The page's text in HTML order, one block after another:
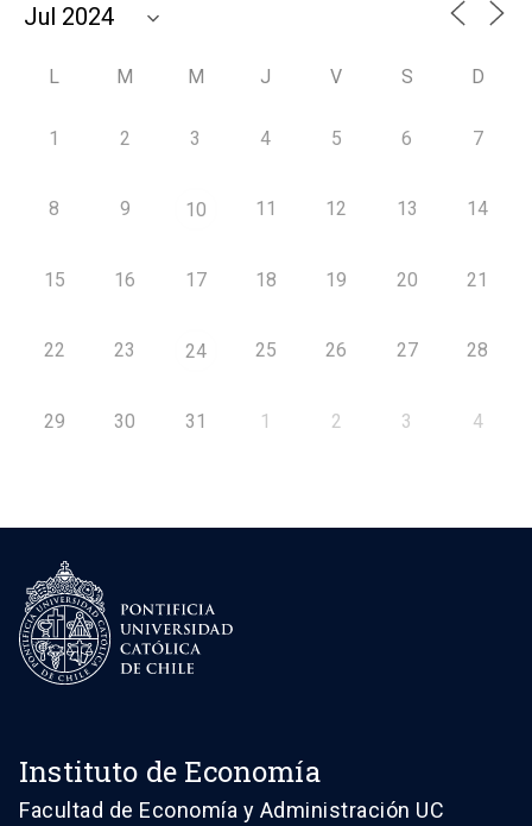
L M M J V S D
1 2 3 4 5 6 7
8 9 10 11 12 13 14
15 16 17 18 19 20 21
22 23 24 25 26 27 28
29 30 31 1 2 3 4
Instituto de Economía
Facultad de Economía y Administración UC